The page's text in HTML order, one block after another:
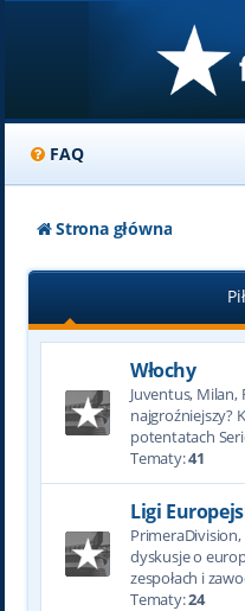
FAQ
Strona główna
Włochy
Juventus, Milan,
najgroźniejszy?
potentatach
Tematy:41
Ligi
dyskusje o
zespołach i
Tematy:24